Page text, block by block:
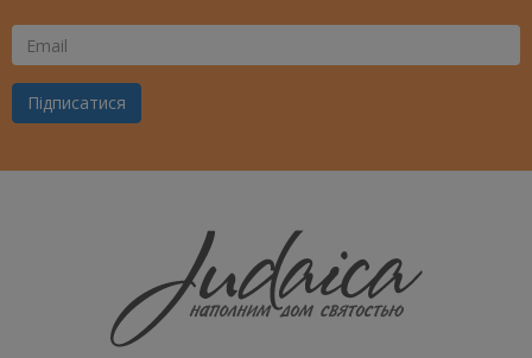
Ваш
Email
Підписатися